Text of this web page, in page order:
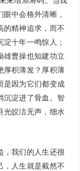
中会格外清晰，
的精神追求，而不
十年一鸣惊人；
雄曹操也知建功立
厚积薄发？厚积薄
是因为它们都变成
沉淀进了骨血。智
光皎洁无声，细水
我们的人生还很
，人生就是截然不